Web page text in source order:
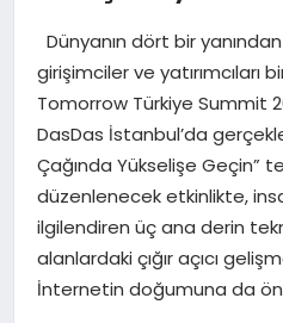
TEKNOLOJI
Dünyanın dört bir
girişimciler ve yatırımcıları
Tomorrow Türkiye Summit
DasDas İstanbul’da
Çağında Yükselişe Geçin”
düzenlenecek etkinlikte,
ilgilendiren üç ana derin
alanlardaki çığır açıcı
İnternetin doğumuna da